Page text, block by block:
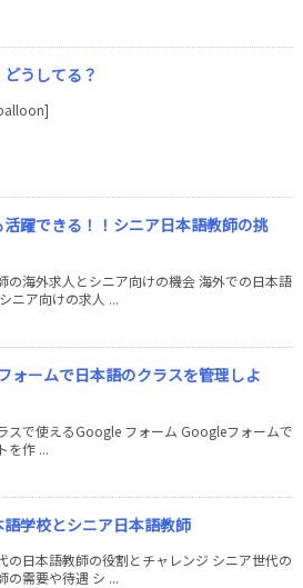
うしてる？
躍できる！！シニア日本語教師の挑
の海外求人とシニア向けの機会 海外での日本語
ニア向けの求人 ...
ォームで日本語のクラスを管理しよ
スで使えるGoogle フォーム Googleフォームで
を作 ...
語学校とシニア日本語教師
の日本語教師の役割とチャレンジ シニア世代の
の需要や待遇 シ ...